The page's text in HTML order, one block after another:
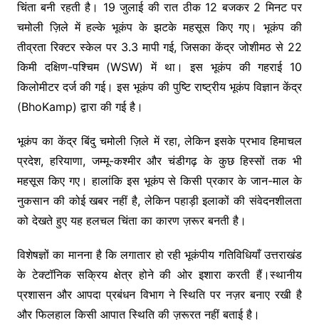
चिंता बनी रहती है। 19 जुलाई की रात ठीक 12 बजकर 2 मिनट पर
चमोली ज़िले में हल्के भूकंप के झटके महसूस किए गए। भूकंप की
तीव्रता रिक्टर स्केल पर 3.3 मापी गई, जिसका केंद्र जोशीमठ से 22
किमी दक्षिण-पश्चिम (WSW) में था। इस भूकंप की गहराई 10
किलोमीटर दर्ज की गई। इस भूकंप की पुष्टि राष्ट्रीय भूकंप विज्ञान केंद्र
(BhoKamp) द्वारा की गई है।
भूकंप का केंद्र बिंदु चमोली ज़िले में रहा, लेकिन इसके प्रभाव हिमाचल
प्रदेश, हरियाणा, जम्मू-कश्मीर और चंडीगढ़ के कुछ हिस्सों तक भी
महसूस किए गए। हालांकि इस भूकंप से किसी प्रकार के जान-माल के
नुकसान की कोई खबर नहीं है, लेकिन पहाड़ी इलाकों की संवेदनशीलता
को देखते हुए यह हलचल चिंता का कारण ज़रूर बनती है।
विशेषज्ञों का मानना है कि लगातार हो रही भूकंपीय गतिविधियाँ उत्तराखंड
के टेक्टॉनिक सक्रिय क्षेत्र होने की ओर इशारा करती हैं।स्थानीय
प्रशासन और आपदा प्रबंधन विभाग ने स्थिति पर नज़र बनाए रखी है
और फिलहाल किसी आपात स्थिति की ज़रूरत नहीं बताई है।